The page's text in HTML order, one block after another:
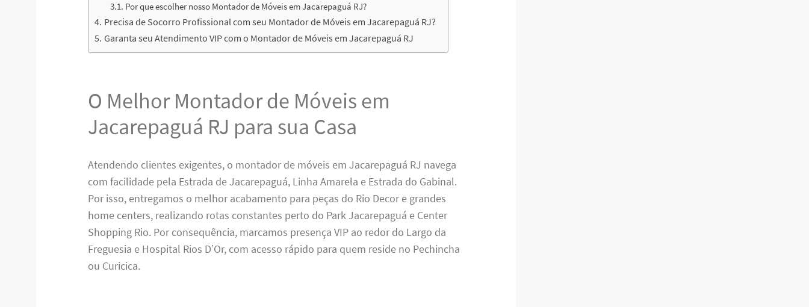
Por que escolher nosso Montador de Móveis em Jacarepaguá RJ?
Precisa de Socorro Profissional com seu Montador de Móveis em Jacarepaguá RJ?
Garanta seu Atendimento VIP com o Montador de Móveis em Jacarepaguá RJ
O Melhor Montador de Móveis em
Jacarepaguá RJ para sua Casa
Atendendo clientes exigentes, o montador de móveis em Jacarepaguá RJ navega
com facilidade pela Estrada de Jacarepaguá, Linha Amarela e Estrada do Gabinal.
Por isso, entregamos o melhor acabamento para peças do Rio Decor e grandes
home centers, realizando rotas constantes perto do Park Jacarepaguá e Center
Shopping Rio. Por consequência, marcamos presença VIP ao redor do Largo da
Freguesia e Hospital Rios D’Or, com acesso rápido para quem reside no Pechincha
ou Curicica.